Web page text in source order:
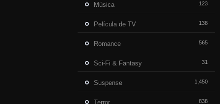
Música 123
Película de TV 138
Romance 565
Sci-Fi & Fantasy 31
Suspense 1,450
Terror 838